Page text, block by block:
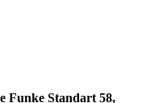
Funke Standart 58,